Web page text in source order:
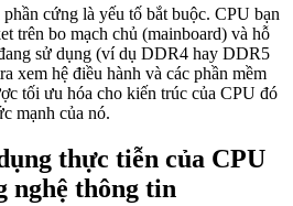
cứng là yếu tố bắt buộc. CPU bạn
trên bo mạch chủ (mainboard) và hỗ
sử dụng (ví dụ DDR4 hay DDR5
xem hệ điều hành và các phần mềm
tối ưu hóa cho kiến trúc của CPU đó
mạnh của nó.
thực tiễn của CPU
nghệ thông tin